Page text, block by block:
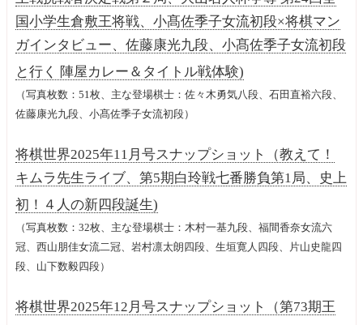
国小学生倉敷王将戦、小髙佐季子女流初段×将棋マン
ガインタビュー、佐藤康光九段、小髙佐季子女流初段
と行く 陣屋カレー＆タイトル戦体験)
（写真枚数：51枚、主な登場棋士：佐々木勇気八段、石田直裕六段、
佐藤康光九段、小髙佐季子女流初段）
将棋世界2025年11月号スナップショット（教えて！
キムラ先生ライブ、第5期白玲戦七番勝負第1局、史上
初！４人の新四段誕生)
（写真枚数：32枚、主な登場棋士：木村一基九段、福間香奈女流六
冠、西山朋佳女流二冠、岩村凛太朗四段、生垣寛人四段、片山史龍四
段、山下数毅四段）
将棋世界2025年12月号スナップショット（第73期王